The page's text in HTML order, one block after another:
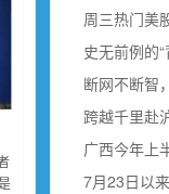
周三热门美
广西今年上